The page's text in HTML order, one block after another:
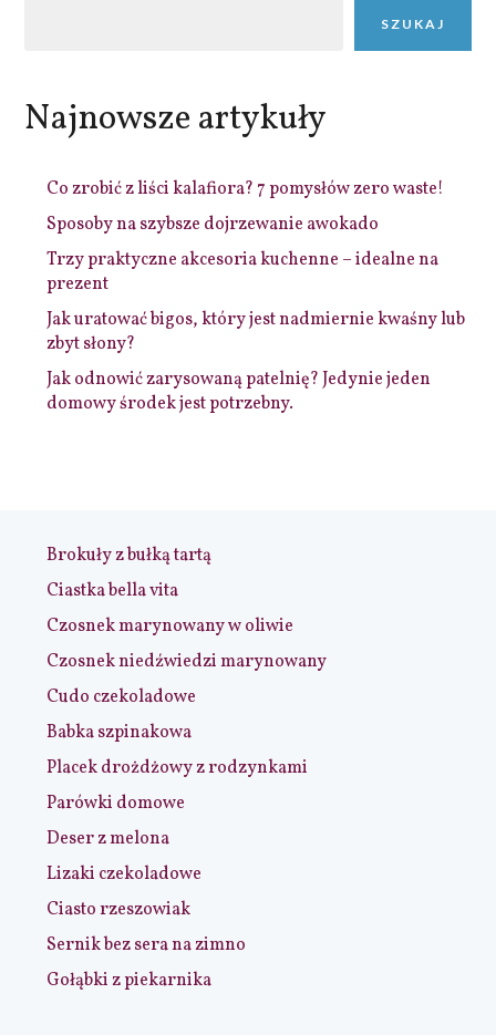
SZUKAJ
Najnowsze artykuły
Co zrobić z liści kalafiora? 7 pomysłów zero waste!
Sposoby na szybsze dojrzewanie awokado
Trzy praktyczne akcesoria kuchenne – idealne na
prezent
Jak uratować bigos, który jest nadmiernie kwaśny lub
zbyt słony?
Jak odnowić zarysowaną patelnię? Jedynie jeden
domowy środek jest potrzebny.
Brokuły z bułką tartą
Ciastka bella vita
Czosnek marynowany w oliwie
Czosnek niedźwiedzi marynowany
Cudo czekoladowe
Babka szpinakowa
Placek drożdżowy z rodzynkami
Parówki domowe
Deser z melona
Lizaki czekoladowe
Ciasto rzeszowiak
Sernik bez sera na zimno
Gołąbki z piekarnika